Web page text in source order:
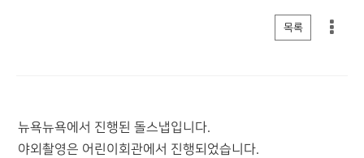
목록
뉴욕뉴욕에서 진행된 돌스냅입니다.
야외촬영은 어린이회관에서 진행되었습니다.